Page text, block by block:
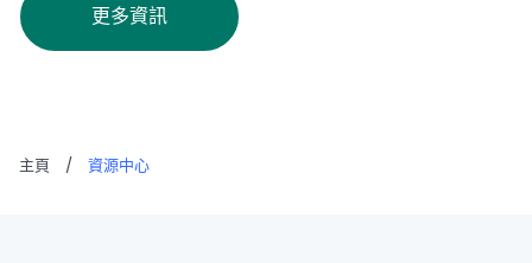
更多資訊
主⾴ / 資源中心